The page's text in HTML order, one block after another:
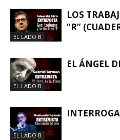
EL LADO B
LOS
“R”
EL LADO B
EL ÁNGEL
EL LADO B